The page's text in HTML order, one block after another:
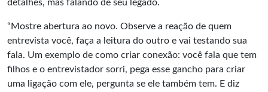
detalhes, mas falando de seu legado.
“Mostre abertura ao novo. Observe a reação de quem
entrevista você, faça a leitura do outro e vai testando sua
fala. Um exemplo de como criar conexão: você fala que tem
filhos e o entrevistador sorri, pega esse gancho para criar
uma ligação com ele, pergunta se ele também tem. E diz